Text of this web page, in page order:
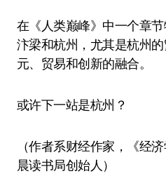
在《人类巅峰》中一个章
汴梁和杭州，尤其是杭州
元、贸易和创新的融合。
或许下一站是杭州？
（作者系财经作家，《经
晨读书局创始人）